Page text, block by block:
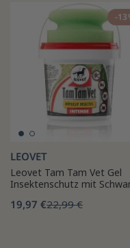
-
LEOVET
Leovet Tam Tam Vet Gel
Insektenschutz mit
19,97 €22,99 €